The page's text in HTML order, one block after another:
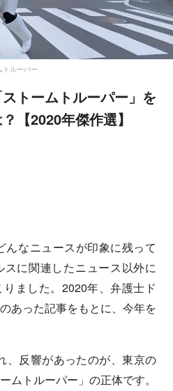
トルーパー
トームトルーパー」を
【2020年傑作選】
んなニュースが印象に残って
に関連したニュース以外に
ました。2020年、弁護士ド
あった記事をもとに、今年を
、反響があったのが、東京の
ムトルーパー」の正体です。